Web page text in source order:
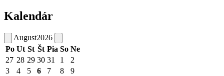
Kalendár
August2026
Po Ut St Št Pia So Ne
27 28 29 30 31 1
2
3
4 5 6 7 8
9